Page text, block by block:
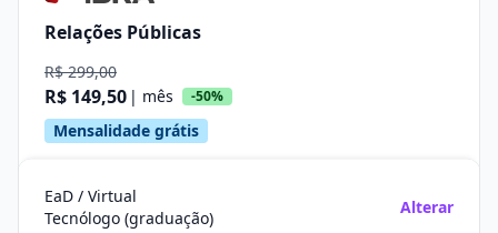
Relações Públicas
R$ 299,00
R$ 149,50 | mês -50%
Mensalidade grátis
EaD / Virtual
Tecnólogo (graduação)
Alterar